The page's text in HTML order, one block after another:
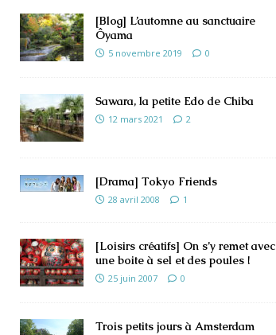
[Blog] L’automne au sanctuaire
Ôyama
5 novembre 2019 0
Sawara, la petite Edo de Chiba
12 mars 2021 2
[Drama] Tokyo Friends
28 avril 2008 1
[Loisirs créatifs] On s’y remet avec
une boite à sel et des poules !
25 juin 2007 0
Trois petits jours à Amsterdam